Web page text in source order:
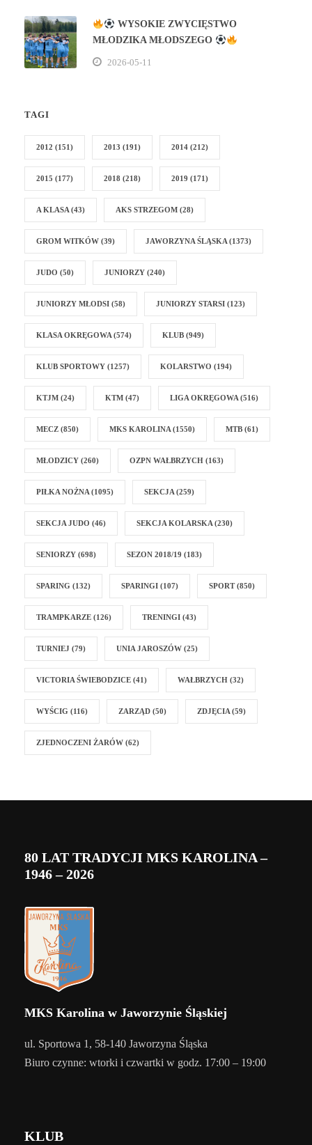
WYSOKIE ZWYCIĘSTWO
MŁODZIKA MŁODSZEGO
2026-05-11
TAGI
2012 (151) 2013 (191) 2014 (212)
2015 (177) 2018 (218) 2019 (171)
A KLASA (43) AKS STRZEGOM (28)
GROM WITKÓW (39) JAWORZYNA ŚLĄSKA (1373)
JUDO (50) JUNIORZY (240)
JUNIORZY MŁODSI (58) JUNIORZY STARSI (123)
KLASA OKRĘGOWA (574) KLUB (949)
KLUB SPORTOWY (1257) KOLARSTWO (194)
KTJM (24) KTM (47) LIGA OKRĘGOWA (516)
MECZ (850) MKS KAROLINA (1550) MTB (61)
MŁODZICY (260) OZPN WAŁBRZYCH (163)
PIŁKA NOŻNA (1095) SEKCJA (259)
SEKCJA JUDO (46) SEKCJA KOLARSKA (230)
SENIORZY (698) SEZON 2018/19 (183)
SPARING (132) SPARINGI (107) SPORT(850)
TRAMPKARZE (126) TRENINGI (43)
TURNIEJ (79) UNIA JAROSZÓW (25)
VICTORIA ŚWIEBODZICE (41) WAŁBRZYCH (32)
WYŚCIG (116) ZARZĄD (50) ZDJĘCIA (59)
ZJEDNOCZENI ŻARÓW (62)
80 LAT TRADYCJI MKS KAROLINA –
1946 – 2026
MKS Karolina w Jaworzynie Śląskiej
ul. Sportowa 1, 58-140 Jaworzyna Śląska
Biuro czynne: wtorki i czwartki w godz. 17:00 – 19:00
KLUB